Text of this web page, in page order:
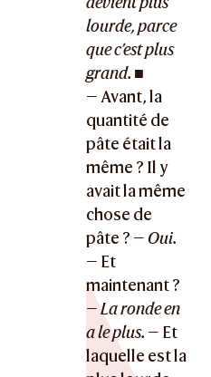
lourde, parce
que c’est plus
grand. ■
— Avant, la
quantité de
pâte était la
même ? Il y
avait la même
chose de
pâte ? — Oui.
— Et
maintenant ?
—La ronde en
a le plus. — Et
laquelle est la